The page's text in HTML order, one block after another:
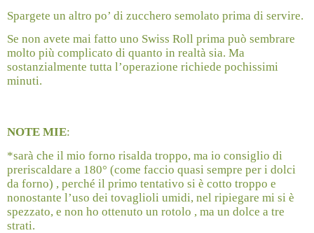
Spargete un altro po’ di zucchero semolato prima di servire.
Se non avete mai fatto uno Swiss Roll prima può sembrare
molto più complicato di quanto in realtà sia. Ma
sostanzialmente tutta l’operazione richiede pochissimi
minuti.
NOTE MIE:
*sarà che il mio forno risalda troppo, ma io consiglio di
preriscaldare a 180° (come faccio quasi sempre per i dolci
da forno) , perché il primo tentativo si è cotto troppo e
nonostante l’uso dei tovaglioli umidi, nel ripiegare mi si è
spezzato, e non ho ottenuto un rotolo , ma un dolce a tre
strati.